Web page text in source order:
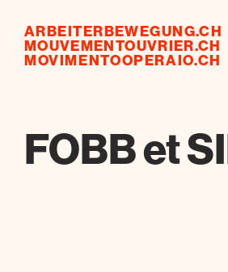
ARBEITERBEWEGUNG.CH
MOUVEMENTOUVRIER.CH
MOVIMENTOOPERAIO.CH
FOBB et